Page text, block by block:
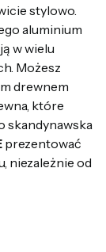
stylowo.
aluminium
w wielu
Możesz
drewnem
które
skandynawska
prezentować
niezależnie od